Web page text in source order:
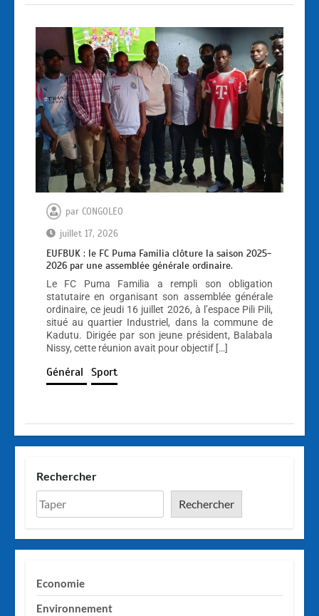
par CONGOLEO
juillet 17, 2026
EUFBUK : le FC Puma Familia clôture la saison 2025-
2026 par une assemblée générale ordinaire.
Le FC Puma Familia a rempli son obligation
statutaire en organisant son assemblée générale
ordinaire, ce jeudi 16 juillet 2026, à l’espace Pili Pili,
situé au quartier Industriel, dans la commune de
Kadutu. Dirigée par son jeune président, Balabala
Nissy, cette réunion avait pour objectif […]
Général Sport
Rechercher
Rechercher
Economie
Environnement